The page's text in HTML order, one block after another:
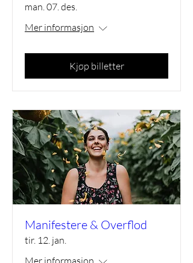
man. 07. des.
Mer informasjon
Kjøp billetter
Manifestere & Overflod
tir. 12. jan.